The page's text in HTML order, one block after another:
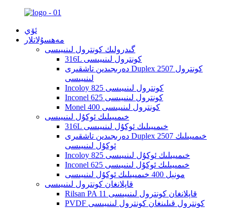
ئۆي
مەھسۇلاتلار
گىدرولىك كونترول لىنىيىسى
316L كونترول لىنىيىسى
دەرىجىدىن تاشقىرى Duplex 2507 كونترول
لىنىيىسى
Incoloy 825 كونترول لىنىيىسى
Inconel 625 كونترول لىنىيىسى
Monel 400 كونترول لىنىيىسى
خىمىيىلىك ئوكۇل لىنىيىسى
316L خىمىيىلىك ئوكۇل لىنىيىسى
دەرىجىدىن تاشقىرى Duplex 2507 خىمىيىلىك
ئوكۇل لىنىيىسى
Incoloy 825 خىمىيىلىك ئوكۇل لىنىيىسى
Inconel 625 خىمىيىلىك ئوكۇل لىنىيىسى
مونېل 400 خىمىيىلىك ئوكۇل لىنىيىسى
قاپلانغان كونترول لىنىيىسى
Rilsan PA 11 قاپلانغان كونترول لىنىيىسى
PVDF كونترول قىلىنغان كونترول لىنىيىسى